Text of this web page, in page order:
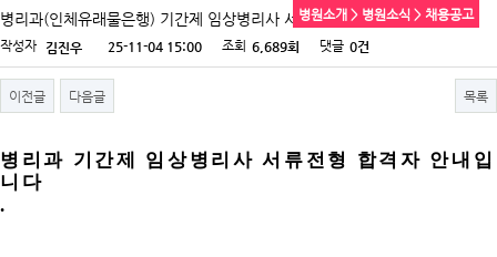
병원소개 > 병원소식 > 채용공고
병리과(인체유래물은행) 기간제 임상병리사 서류전형 합격자 안내
작성자 김진우 25-11-04 15:00 조회 6,689회 댓글 0건
이전글 다음글 목록
병리과 기간제 임상병리사 서류전형 합격자 안내입
니다
.